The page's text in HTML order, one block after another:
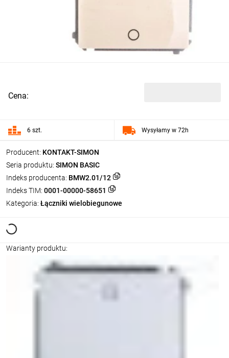
Producent: KONTAKT-SIMON
Seria produktu: SIMON BASIC
Indeks producenta: BMW2.01/12
Indeks TIM: 0001-00000-58651
Kategoria: Łączniki wielobiegunowe
Warianty produktu:
Cena:
6 szt. Wysyłamy w 72h